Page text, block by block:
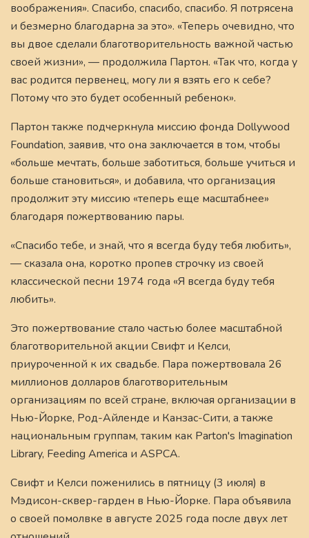
воображения». Спасибо, спасибо, спасибо. Я потрясена
и безмерно благодарна за это». «Теперь очевидно, что
вы двое сделали благотворительность важной частью
своей жизни», — продолжила Партон. «Так что, когда у
вас родится первенец, могу ли я взять его к себе?
Потому что это будет особенный ребенок».
Партон также подчеркнула миссию фонда Dollywood
Foundation, заявив, что она заключается в том, чтобы
«больше мечтать, больше заботиться, больше учиться и
больше становиться», и добавила, что организация
продолжит эту миссию «теперь еще масштабнее»
благодаря пожертвованию пары.
«Спасибо тебе, и знай, что я всегда буду тебя любить»,
— сказала она, коротко пропев строчку из своей
классической песни 1974 года «Я всегда буду тебя
любить».
Это пожертвование стало частью более масштабной
благотворительной акции Свифт и Келси,
приуроченной к их свадьбе. Пара пожертвовала 26
миллионов долларов благотворительным
организациям по всей стране, включая организации в
Нью-Йорке, Род-Айленде и Канзас-Сити, а также
национальным группам, таким как Parton's Imagination
Library, Feeding America и ASPCA.
Свифт и Келси поженились в пятницу (3 июля) в
Мэдисон-сквер-гарден в Нью-Йорке. Пара объявила
о своей помолвке в августе 2025 года после двух лет